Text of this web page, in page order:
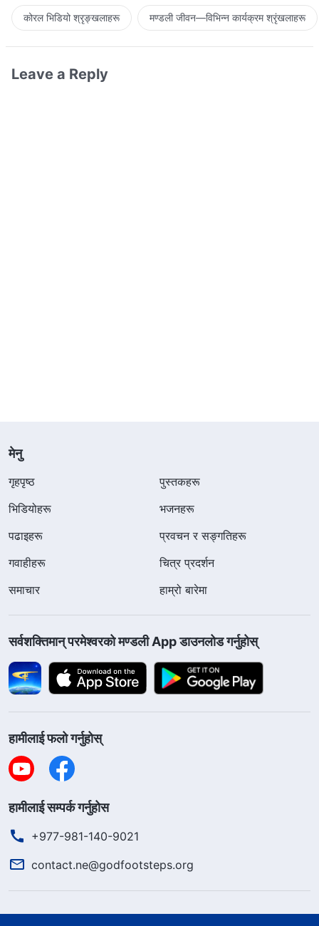
कोरल भिडियो श्रृङ्खलाहरू मण्डली जीवन—विभिन्‍न कार्यक्रम श्रृंखलाहरू
Leave a Reply
मेनु
गृहपृष्ठ
पुस्तकहरू
भिडियोहरू
भजनहरू
पढाइहरू
प्रवचन र सङ्गतिहरू
गवाहीहरू
चित्र प्रदर्शन
समाचार
हाम्रो बारेमा
सर्वशक्तिमान्‌ परमेश्‍वरको मण्डली App डाउनलोड गर्नुहोस्
हामीलाई फलो गर्नुहोस्
हामीलाई सम्पर्क गर्नुहोस
+977-981-140-9021
contact.ne@godfootsteps.org